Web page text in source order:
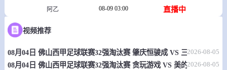
阿乙 08-09 03:00 直播中
拉费尔拿
情报
视频推荐
08月04日 佛山西甲足球联赛32强淘汰赛 肇庆恒骏成 VS 三七互娱 全
2026-08-05
08月04日 佛山西甲足球联赛32强淘汰赛 贪玩游戏 VS 美的薪火 全场录
2026-08-05